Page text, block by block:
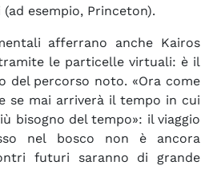
esempio, Princeton).
afferrano anche Kairos
le particelle virtuali: è il
del percorso noto. «Ora come
se mai arriverà il tempo in cui
bisogno del tempo»: il viaggio
nel bosco non è ancora
futuri saranno di grande